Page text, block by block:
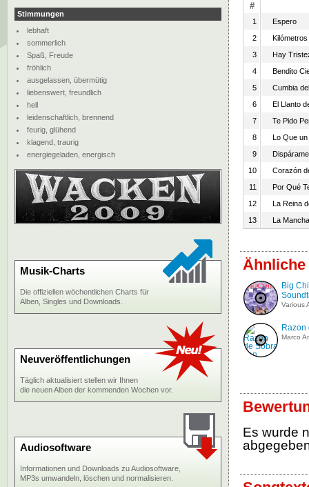
#
1
Espero
2
Kilómetros
3
Hay
4
Bendito
5
Cumbia
6
El Llanto
7
Te Pido
8
Lo Que
9
10
Corazón
11
Por Qué
12
La Reina
13
La Mancha
Ähnliche
Big
Various
Razon
Marco
Es wurde
Stimmungen
lebhaft
sommerlich
Spaß, Freude
fröhlich
ausgelassen, übermütig
liebenswert, freundlich
hell
leidenschaftlich, brennend
feurig, glühend
klagend, traurig
energiegeladen, energisch
Musik-Charts
Die offiziellen wöchentlichen Charts für
Alben, Singles und Downloads.
Neuveröffentlichungen
Täglich aktualisiert stellen wir Ihnen
die neuen Alben der kommenden Wochen vor.
Audiosoftware
Informationen und Downloads zu Audiosoftware,
MP3s umwandeln, löschen und normalisieren.